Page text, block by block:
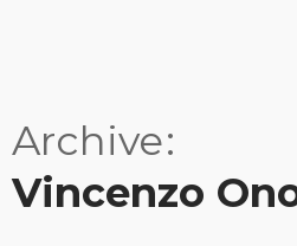
Archive
Vincenzo